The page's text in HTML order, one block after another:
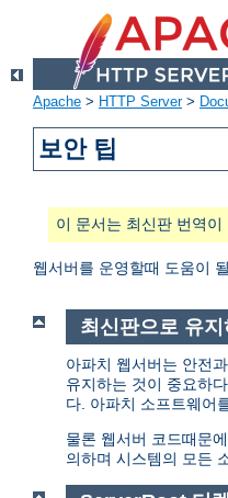
Apache > HTTP Server>
보안 팁
이 문서는 최신판 번역
웹서버를 운영할때 도움이
최신판으로 유지
아파치 웹서버는 안전
유지하는 것이 중요하
다. 아파치 소프트웨어
물론 웹서버 코드때문
의하며 시스템의 모든